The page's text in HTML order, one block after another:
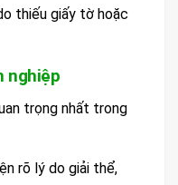
thiếu giấy tờ hoặc
nghiệp
trọng nhất trong
rõ lý do giải thể,